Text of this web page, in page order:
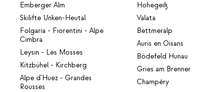
Emberger Alm
Skilifte Unken-Heutal
Folgaria - Fiorentini - Alpe
Cimbra
Leysin - Les Mosses
Kitzbühel - Kirchberg
Alpe d'Huez - Grandes
Rousses
Hohegeiß
Valata
Bettmeralp
Auris en Oisans
Bödefeld Hunau
Gries am Brenner
Champéry